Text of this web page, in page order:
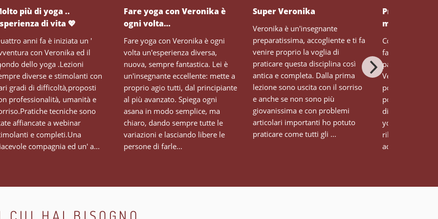
Fare yoga con Veronika è
ogni volta…
Fare yoga con Veronika è ogni
volta un'esperienza diversa,
nuova, sempre fantastica. Lei è
un'insegnante eccellente: mette a
proprio agio tutti, dal principiante
al più avanzato. Spiega ogni
asana in modo semplice, ma
chiaro, dando sempre tutte le
variazioni e lasciando libere le
persone di farle...
Super Veronika
Veronika è un'insegnante
preparatissima, accogliente e ti fa
venire proprio la voglia di
praticare questa disciplina così
antica e completa. Dalla prima
lezione sono uscita con il sorriso
e anche se non sono più
giovanissima e con problemi
articolari importanti ho potuto
praticare come tutti gli ...
molto
Conosco
faccio con lei
palestra, che
Veronika per
porta ad ogni
posizione (il
differenza nella
yoga) e anche
rilassante e il
accogl...
più di yoga ..
di vita 💖
anni fa è iniziata un '
con Veronika ed il
dello yoga .Lezioni
diverse e stimolanti con
gradi di difficoltà,proposti
professionalità, umanità e
tecniche sono
affiancate a webinar
e completi.Una
compagnia ed un' a...